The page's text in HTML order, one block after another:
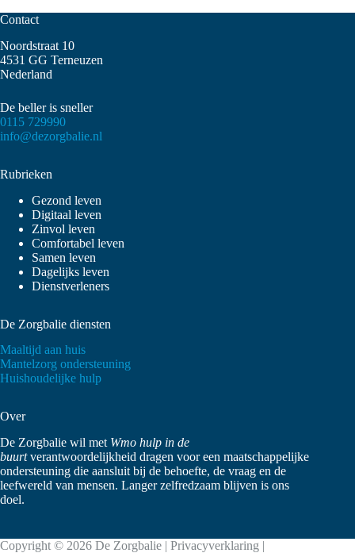
Contact
Noordstraat 10
4531 GG Terneuzen
Nederland
De beller is sneller
0115 729990
info@dezorgbalie.nl
Rubrieken
Gezond leven
Digitaal leven
Zinvol leven
Comfortabel leven
Samen leven
Dagelijks leven
Dienstverleners
De Zorgbalie diensten
Maaltijd aan huis
Mantelzorg ondersteuning
Huishoudelijke hulp
Over
De Zorgbalie wil met Wmo hulp in de
buurtverantwoordelijkheid dragen voor een maatschappelijke
ondersteuning die aansluit bij de behoefte, de vraag en de
leefwereld van mensen. Langer zelfredzaam blijven is ons
doel.
Copyright © 2026 De Zorgbalie | Privacyverklaring |